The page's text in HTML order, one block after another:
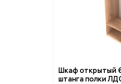
Шкаф
штанга полки